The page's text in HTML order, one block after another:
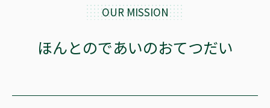
OUR MISSION
ほんとのであいのおてつだい